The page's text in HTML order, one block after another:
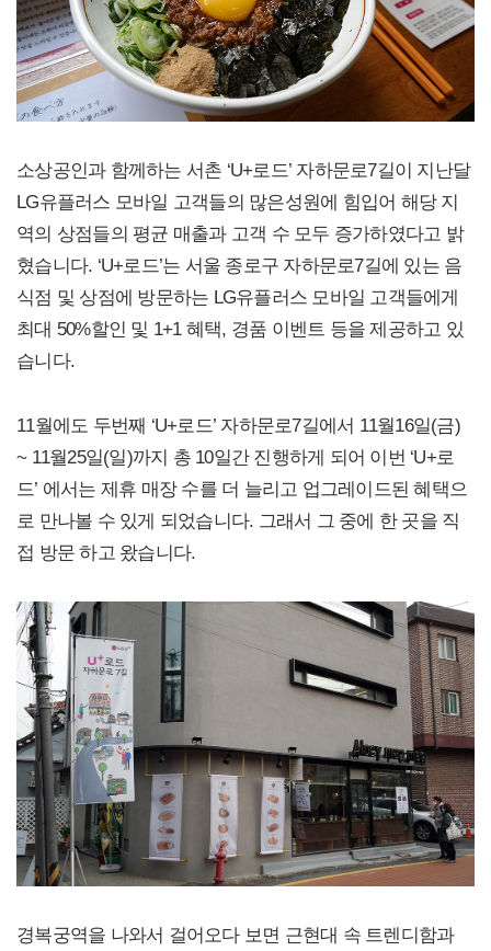
소상공인과 함께하는 서촌 ‘U+로드’ 자하문로7길이 지난달
LG유플러스 모바일 고객들의 많은성원에 힘입어 해당 지
역의 상점들의 평균 매출과 고객 수 모두 증가하였다고 밝
혔습니다. ‘U+로드’는 서울 종로구 자하문로7길에 있는 음
식점 및 상점에 방문하는 LG유플러스 모바일 고객들에게
최대 50%할인 및 1+1 혜택, 경품 이벤트 등을 제공하고 있
습니다.
11월에도 두번째 ‘U+로드’ 자하문로7길에서 11월16일(금)
~ 11월25일(일)까지 총 10일간 진행하게 되어 이번 ‘U+로
드’ 에서는 제휴 매장 수를 더 늘리고 업그레이드된 혜택으
로 만나볼 수 있게 되었습니다. 그래서 그 중에 한 곳을 직
접 방문 하고 왔습니다.
경복궁역을 나와서 걸어오다 보면 근현대 속 트렌디함과